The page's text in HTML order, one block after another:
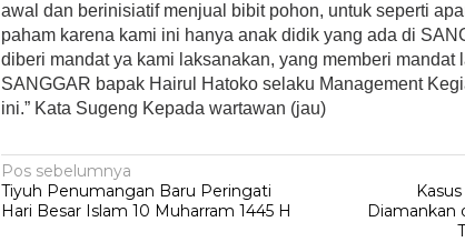
awal dan berinisiatif menjual bibit pohon, untuk seperti
paham karena kami ini hanya anak didik yang ada di
diberi mandat ya kami laksanakan, yang memberi mandat
SANGGAR bapak Hairul Hatoko selaku Management
ini.” Kata Sugeng Kepada wartawan (jau)
Navigasi
pos
Pos sebelumnya
Tiyuh Penumangan Baru Peringati
Hari Besar Islam 10 Muharram 1445 H
Diamankan